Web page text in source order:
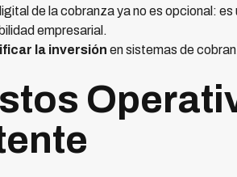
de la cobranza ya no es opcional: es
empresarial.
la inversión en sistemas de